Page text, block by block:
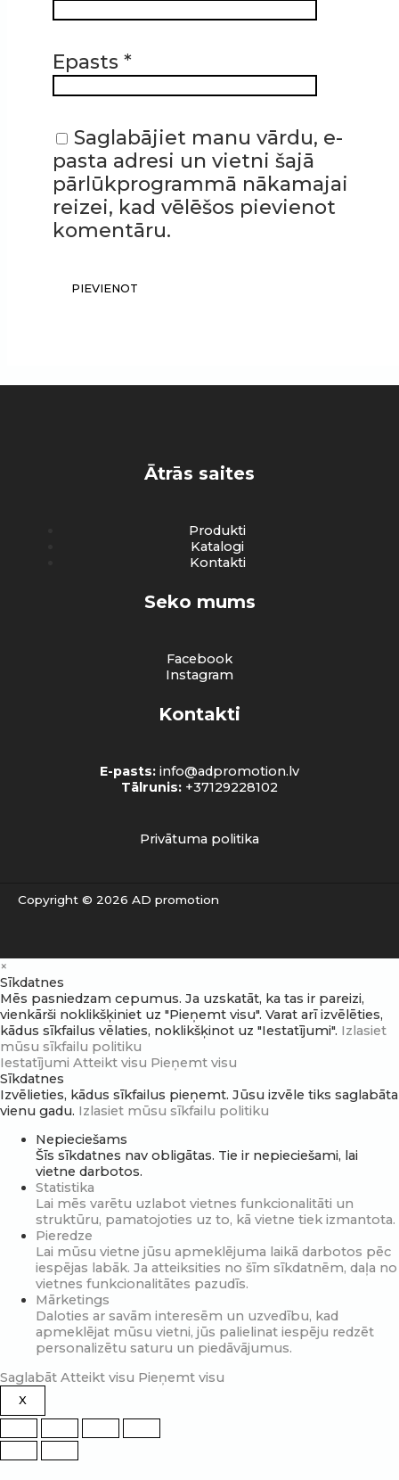
Epasts*
Saglabājiet manu vārdu, e-
pasta adresi un vietni šajā
pārlūkprogrammā nākamajai
reizei, kad vēlēšos pievienot
komentāru.
Ātrās saites
Produkti
Katalogi
Kontakti
Seko mums
Facebook
Instagram
Kontakti
E-pasts: info@adpromotion.lv
Tālrunis: +37129228102
Privātuma politika
Copyright © 2026 AD promotion
×
Sīkdatnes
Mēs pasniedzam cepumus. Ja uzskatāt, ka tas ir pareizi,
vienkārši noklikšķiniet uz "Pieņemt visu". Varat arī izvēlēties,
kādus sīkfailus vēlaties, noklikšķinot uz "Iestatījumi". Izlasiet
mūsu sīkfailu politiku
Iestatījumi Atteikt visu Pieņemt visu
Sīkdatnes
Izvēlieties, kādus sīkfailus pieņemt. Jūsu izvēle tiks saglabāta
vienu gadu. Izlasiet mūsu sīkfailu politiku
Nepieciešams
Šīs sīkdatnes nav obligātas. Tie ir nepieciešami, lai
vietne darbotos.
Statistika
Lai mēs varētu uzlabot vietnes funkcionalitāti un
struktūru, pamatojoties uz to, kā vietne tiek izmantota.
Pieredze
Lai mūsu vietne jūsu apmeklējuma laikā darbotos pēc
iespējas labāk. Ja atteiksities no šīm sīkdatnēm, daļa no
vietnes funkcionalitātes pazudīs.
Mārketings
Daloties ar savām interesēm un uzvedību, kad
apmeklējat mūsu vietni, jūs palielinat iespēju redzēt
personalizētu saturu un piedāvājumus.
Saglabāt Atteikt visu Pieņemt visu
X